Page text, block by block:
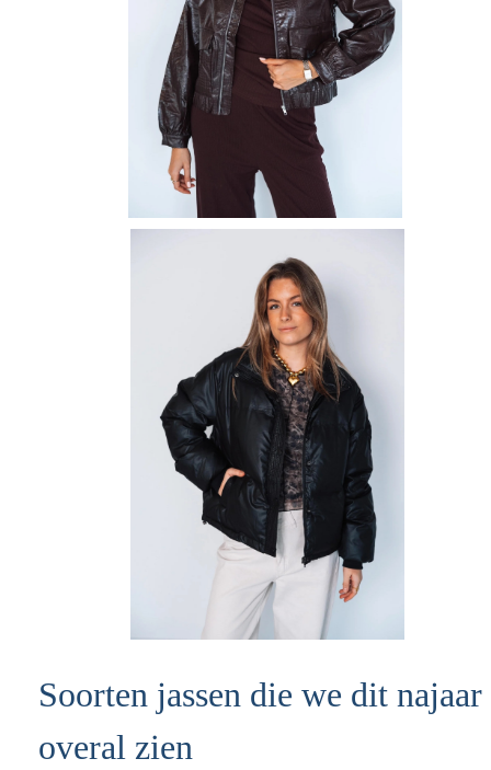
Soorten jassen die we dit najaar
overal zien